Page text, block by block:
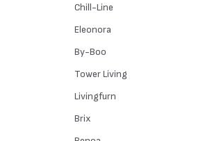
Chill-Line
Eleonora
By-Boo
Tower Living
Livingfurn
Brix